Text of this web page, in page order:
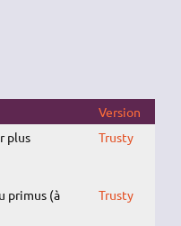
Version
plus
Trusty
primus (à
Trusty